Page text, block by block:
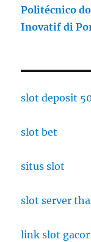
Politécnico
Inovatif di
slot deposit
slot bet
situs slot
slot server
link slot gacor